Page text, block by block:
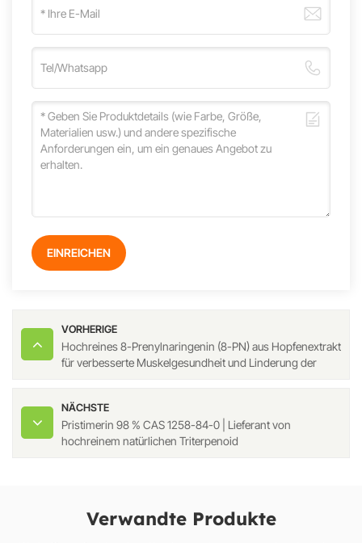
EINREICHEN
VORHERIGE
Hochreines 8-Prenylnaringenin (8-PN) aus Hopfenextrakt
für verbesserte Muskelgesundheit und Linderung der
NÄCHSTE
Pristimerin 98 % CAS 1258-84-0 | Lieferant von
hochreinem natürlichen Triterpenoid
Verwandte Produkte